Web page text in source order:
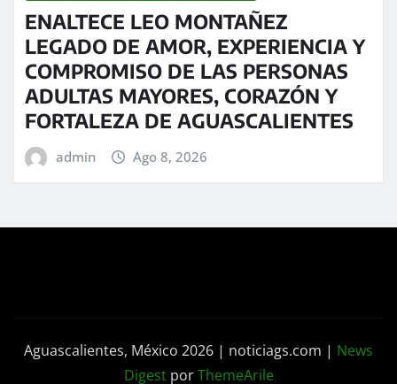
ENALTECE LEO MONTAÑEZ
LEGADO DE AMOR, EXPERIENCIA Y
COMPROMISO DE LAS PERSONAS
ADULTAS MAYORES, CORAZÓN Y
FORTALEZA DE AGUASCALIENTES
admin Ago 8, 2026
Aguascalientes, México 2026 | noticiags.com | News
DigestporThemeArile